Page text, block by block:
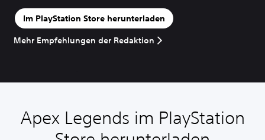
Im PlayStation Store herunterladen
Mehr Empfehlungen der Redaktion
Apex Legends im PlayStation